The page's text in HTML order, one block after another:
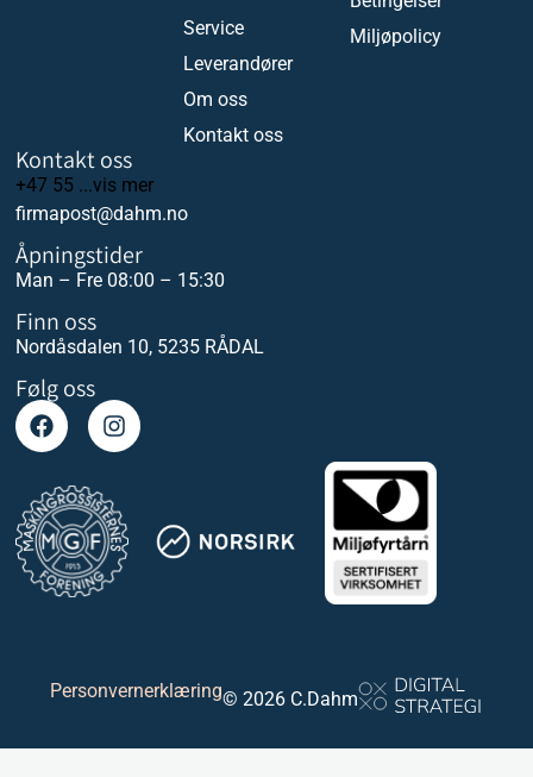
Service
Leverandører
Om oss
Kontakt oss
Miljøpolicy
Kontakt oss
+47 55 ...vis mer
firmapost@dahm.no
Åpningstider
Man – Fre 08:00 – 15:30
Finn oss
Nordåsdalen 10, 5235 RÅDAL
Følg oss
Personvernerklæring© 2026 C.Dahm